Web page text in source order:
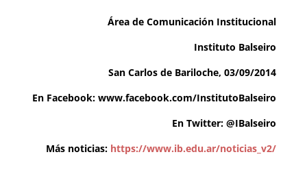
Área de Comunicación Institucional
Instituto Balseiro
San Carlos de Bariloche, 03/09/2014
En Facebook:www.facebook.com/InstitutoBalseiro
En Twitter:@IBalseiro
Más noticias: https://www.ib.edu.ar/noticias_v2/